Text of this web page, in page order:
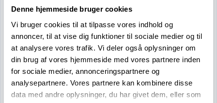
Denne hjemmeside bruger cookies
Vi bruger cookies til at tilpasse vores indhold og
annoncer, til at vise dig funktioner til sociale medier og til
at analysere vores trafik. Vi deler også oplysninger om
din brug af vores hjemmeside med vores partnere inden
for sociale medier, annonceringspartnere og
analysepartnere. Vores partnere kan kombinere disse
data med andre oplysninger, du har givet dem, eller som
Turkis linje = samlet bestand (voksne + nymfer). Rød
voksne). Træk hen over kurven for værdier pr. år.
114.796
143.495